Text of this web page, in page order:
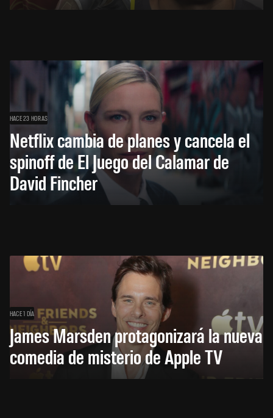
HACE 23 HORAS
Netflix cambia de planes y cancela el
spinoff de El Juego del Calamar de
David Fincher
HACE 1 DÍA
James Marsden protagonizará la nueva
comedia de misterio de Apple TV